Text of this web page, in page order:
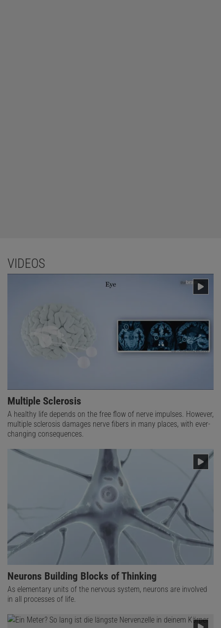
VIDEOS
Multiple Sclerosis
A healthy life depends on the free flow of nerve impulses. However,
multiple sclerosis damages nerve fibers in many places, with ever-
changing consequences.
Neurons Building Blocks of Thinking
As elementary units of the nervous system, neurons are involved
in all processes of life.